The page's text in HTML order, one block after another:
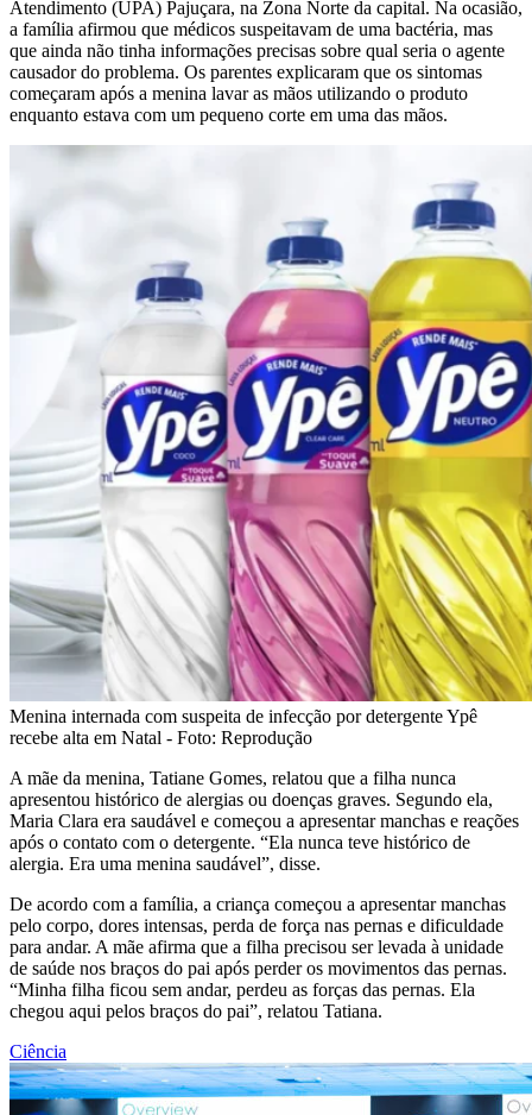
Atendimento (UPA) Pajuçara, na Zona Norte da capital. Na ocasião,
a família afirmou que médicos suspeitavam de uma bactéria, mas
que ainda não tinha informações precisas sobre qual seria o agente
causador do problema. Os parentes explicaram que os sintomas
começaram após a menina lavar as mãos utilizando o produto
enquanto estava com um pequeno corte em uma das mãos.
Menina internada com suspeita de infecção por detergente Ypê
recebe alta em Natal - Foto: Reprodução
A mãe da menina, Tatiane Gomes, relatou que a filha nunca
apresentou histórico de alergias ou doenças graves. Segundo ela,
Maria Clara era saudável e começou a apresentar manchas e reações
após o contato com o detergente. “Ela nunca teve histórico de
alergia. Era uma menina saudável”, disse.
De acordo com a família, a criança começou a apresentar manchas
pelo corpo, dores intensas, perda de força nas pernas e dificuldade
para andar. A mãe afirma que a filha precisou ser levada à unidade
de saúde nos braços do pai após perder os movimentos das pernas.
“Minha filha ficou sem andar, perdeu as forças das pernas. Ela
chegou aqui pelos braços do pai”, relatou Tatiana.
Ciência